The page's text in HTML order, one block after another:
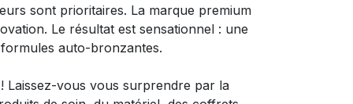
sont prioritaires. La marque premium
Le résultat est sensationnel : une
auto-bronzantes.
Laissez-vous vous surprendre par la